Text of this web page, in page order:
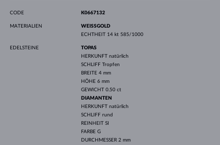
CODE K0667132
MATERIALIEN
WEISSGOLD
ECHTHEIT 14 kt 585/1000
EDELSTEINE
TOPAS
HERKUNFT natürlich
SCHLIFF Tropfen
BREITE 4 mm
HÖHE 6 mm
GEWICHT 0.50 ct
DIAMANTEN
HERKUNFT natürlich
SCHLIFF rund
REINHEIT SI
FARBE G
DURCHMESSER 2 mm